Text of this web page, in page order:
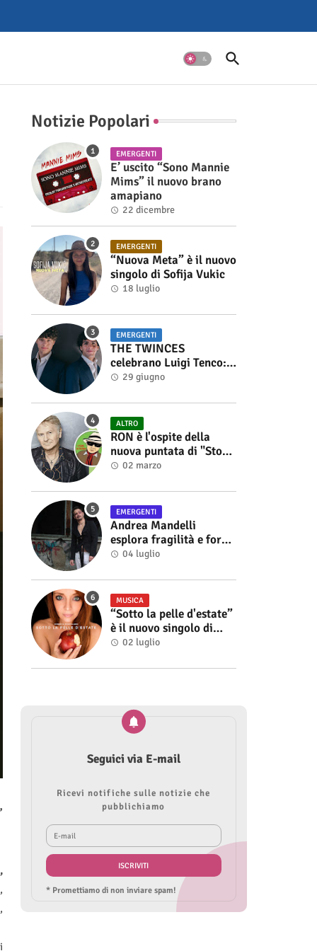
Notizie Popolari
EMERGENTI
E’ uscito “Sono Mannie
Mims” il nuovo brano
amapiano
22 dicembre
EMERGENTI
“Nuova Meta” è il nuovo
singolo di Sofija Vukic
18 luglio
EMERGENTI
THE TWINCES
celebrano Luigi Tenco:
fuori singolo e video di
29 giugno
ALTRO
RON è l'ospite della
nuova puntata di "Storie
di Musica", in onda sul
Alberto Salerno
02 marzo
EMERGENTI
Andrea Mandelli
esplora fragilità e forza
nel videoclip di “Sofia”
04 luglio
MUSICA
“Sotto la pelle d'estate”
è il nuovo singolo di
Roberta Modìgliani
02 luglio
Seguici via E-mail
Ricevi notifiche sulle notizie che
pubblichiamo
* Promettiamo di non inviare spam!